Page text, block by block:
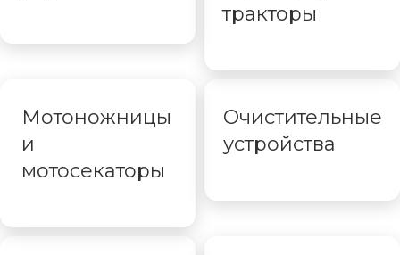
тракторы
Мотоножницы
и
мотосекаторы
Очистительные
устройства